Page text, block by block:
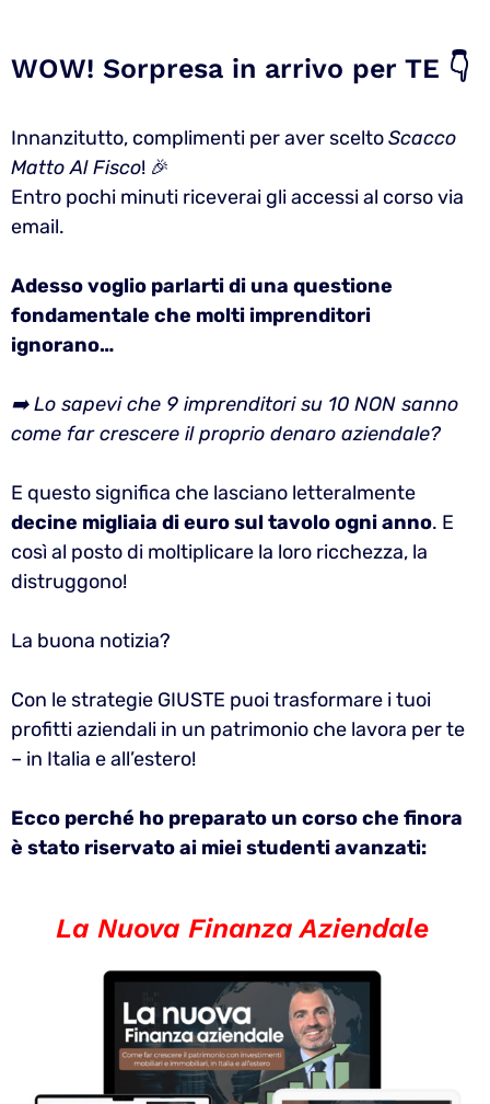
WOW! Sorpresa in arrivo per TE 👇
Innanzitutto, complimenti per aver sceltoScacco
Matto Al Fisco! 🎉
Entro pochi minuti riceverai gli accessi al corso via
email.
Adesso voglio parlarti di una questione
fondamentale che molti imprenditori
ignorano…
➡️ Lo sapevi che 9 imprenditori su 10 NON sanno
come far crescere il proprio denaro aziendale?
E questo significa che lasciano letteralmente
decine migliaia di euro sul tavolo ogni anno. E
così al posto di moltiplicare la loro ricchezza, la
distruggono!
La buona notizia?
Con le strategie GIUSTE puoi trasformare i tuoi
profitti aziendali in un patrimonio che lavora per te
– in Italia e all’estero!
Ecco perché ho preparato un corso che finora
è stato riservato ai miei studenti avanzati:
La Nuova Finanza Aziendale